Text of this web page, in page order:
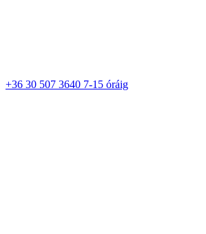
+36 30 507 3640 7-15 óráig